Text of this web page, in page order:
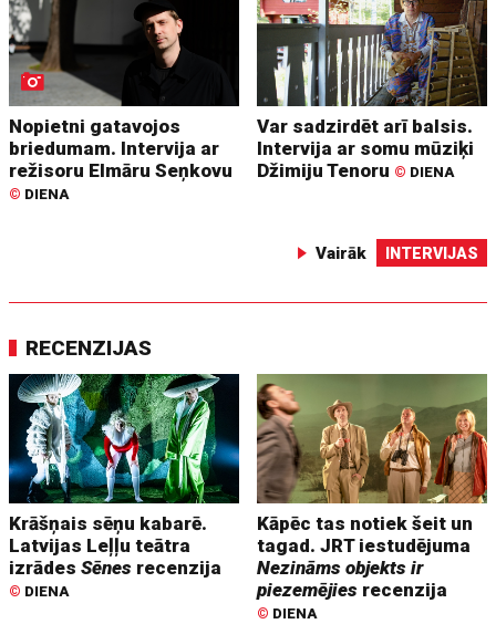
Nopietni gatavojos
briedumam. Intervija ar
režisoru Elmāru Seņkovu
© DIENA
Var sadzirdēt arī balsis.
Intervija ar somu mūziķi
Džimiju Tenoru © DIENA
Vairāk INTERVIJAS
RECENZIJAS
Krāšņais sēņu kabarē.
Latvijas Leļļu teātra
izrādesSēnes recenzija
© DIENA
Kāpēc tas notiek šeit un
tagad. JRT iestudējuma
Nezināms objekts ir
piezemējies recenzija
© DIENA